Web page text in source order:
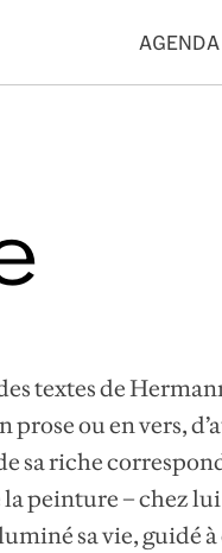
AGENDA
textes de
prose ou en vers,
sa riche
peinture – chez
sa vie, guidé